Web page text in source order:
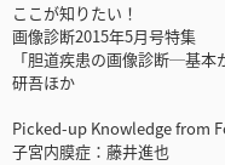
ここが知りたい！
画像診断2015年5月号特集
「胆道疾患の画像診断─基
研吾ほか
Picked-up Knowledge from
子宮内膜症：藤井進也